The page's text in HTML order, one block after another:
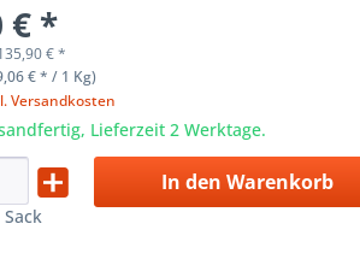
€ *
€*
€ * / 1 Kg)
Versandkosten
Lieferzeit 2 Werktage.
Sack
In den Warenkorb